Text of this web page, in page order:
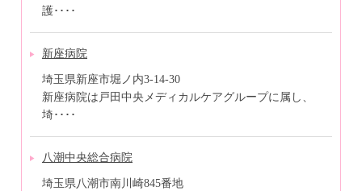
護････
新座病院
埼玉県新座市堀ノ内3-14-30
新座病院は戸田中央メディカルケアグループに属し、
埼････
八潮中央総合病院
埼玉県八潮市南川崎845番地